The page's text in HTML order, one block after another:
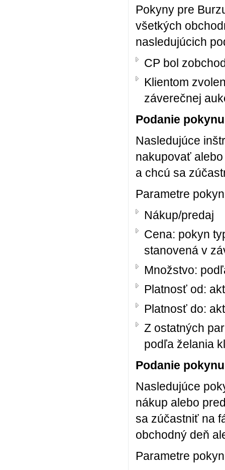
Pokyny pre
všetkých
nasledujúcich
CP bol
Klientom
záverečnej
Podanie
Nasledujúce
nakupovať
a chcú sa
Parametre
Nákup/predaj
Cena: pokyn
stanovená v
Množstvo:
Platnosť od:
Platnosť do:
Z ostatných
podľa želania
Podanie
Nasledujúce
nákup alebo
sa zúčastniť na
obchodný deň
Parametre